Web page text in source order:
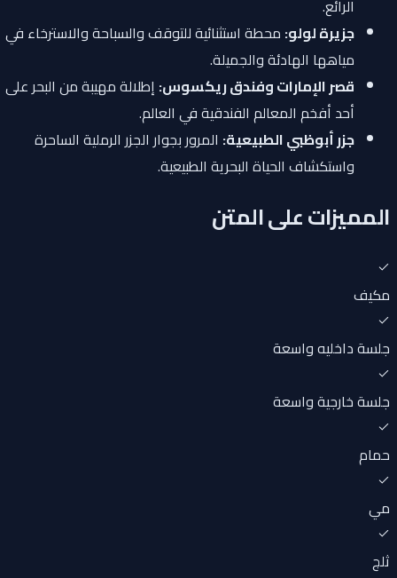
الرائع.
جزيرة لولو:محطة استثنائية للتوقف والسباحة والاسترخاء في
مياهها الهادئة والجميلة.
قصر الإمارات وفندق ريكسوس:إطلالة مهيبة من البحر على
أحد أفخم المعالم الفندقية في العالم.
جزر أبوظبي الطبيعية:المرور بجوار الجزر الرملية الساحرة
واستكشاف الحياة البحرية الطبيعية.
المميزات على المتن
مكيف
جلسة داخليه واسعة
جلسة خارجية واسعة
حمام
مي
ثلج